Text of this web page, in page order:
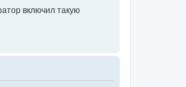
включил такую